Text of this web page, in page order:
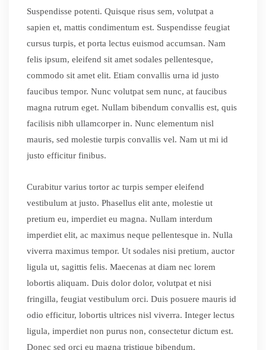
Suspendisse potenti. Quisque risus sem, volutpat a
sapien et, mattis condimentum est. Suspendisse feugiat
cursus turpis, et porta lectus euismod accumsan. Nam
felis ipsum, eleifend sit amet sodales pellentesque,
commodo sit amet elit. Etiam convallis urna id justo
faucibus tempor. Nunc volutpat sem nunc, at faucibus
magna rutrum eget. Nullam bibendum convallis est, quis
facilisis nibh ullamcorper in. Nunc elementum nisl
mauris, sed molestie turpis convallis vel. Nam ut mi id
justo efficitur finibus.
Curabitur varius tortor ac turpis semper eleifend
vestibulum at justo. Phasellus elit ante, molestie ut
pretium eu, imperdiet eu magna. Nullam interdum
imperdiet elit, ac maximus neque pellentesque in. Nulla
viverra maximus tempor. Ut sodales nisi pretium, auctor
ligula ut, sagittis felis. Maecenas at diam nec lorem
lobortis aliquam. Duis dolor dolor, volutpat et nisi
fringilla, feugiat vestibulum orci. Duis posuere mauris id
odio efficitur, lobortis ultrices nisl viverra. Integer lectus
ligula, imperdiet non purus non, consectetur dictum est.
Donec sed orci eu magna tristique bibendum.